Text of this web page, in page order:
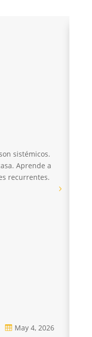
sistémicos.
Aprende a
recurrentes.
 May 4, 2026